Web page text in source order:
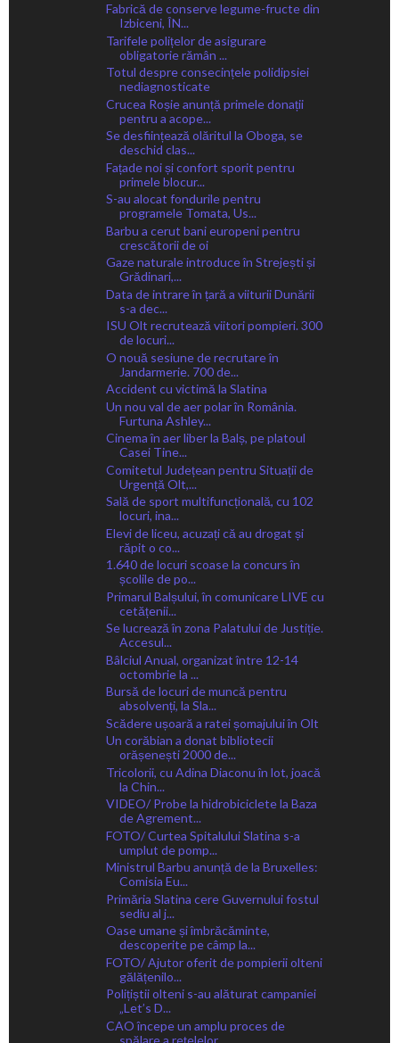
Fabrică de conserve legume-fructe din
Izbiceni, ÎN...
Tarifele polițelor de asigurare
obligatorie rămân ...
Totul despre consecințele polidipsiei
nediagnosticate
Crucea Roșie anunță primele donații
pentru a acope...
Se desființează olăritul la Oboga, se
deschid clas...
Fațade noi și confort sporit pentru
primele blocur...
S-au alocat fondurile pentru
programele Tomata, Us...
Barbu a cerut bani europeni pentru
crescătorii de oi
Gaze naturale introduce în Strejești și
Grădinari,...
Data de intrare în țară a viiturii Dunării
s-a dec...
ISU Olt recrutează viitori pompieri. 300
de locuri...
O nouă sesiune de recrutare în
Jandarmerie. 700 de...
Accident cu victimă la Slatina
Un nou val de aer polar în România.
Furtuna Ashley...
Cinema în aer liber la Balș, pe platoul
Casei Tine...
Comitetul Județean pentru Situații de
Urgență Olt,...
Sală de sport multifuncțională, cu 102
locuri, ina...
Elevi de liceu, acuzați că au drogat și
răpit o co...
1.640 de locuri scoase la concurs în
școlile de po...
Primarul Balșului, în comunicare LIVE cu
cetățenii...
Se lucrează în zona Palatului de Justiție.
Accesul...
Bâlciul Anual, organizat între 12-14
octombrie la ...
Bursă de locuri de muncă pentru
absolvenți, la Sla...
Scădere ușoară a ratei șomajului în Olt
Un corăbian a donat bibliotecii
orășenești 2000 de...
Tricolorii, cu Adina Diaconu în lot, joacă
la Chin...
VIDEO/ Probe la hidrobiciclete la Baza
de Agrement...
FOTO/ Curtea Spitalului Slatina s-a
umplut de pomp...
Ministrul Barbu anunță de la Bruxelles:
Comisia Eu...
Primăria Slatina cere Guvernului fostul
sediu al j...
Oase umane și îmbrăcăminte,
descoperite pe câmp la...
FOTO/ Ajutor oferit de pompierii olteni
gălățenilo...
Polițiștii olteni s-au alăturat campaniei
„Let’s D...
CAO începe un amplu proces de
spălare a rețelelor ...